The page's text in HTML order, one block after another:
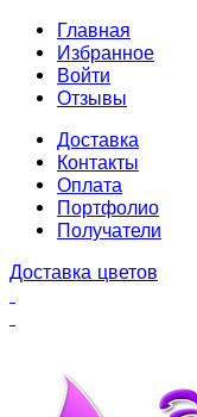
Главная
Избранное
Войти
Отзывы
Доставка
Контакты
Оплата
Портфолио
Получатели
Доставка цветов